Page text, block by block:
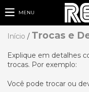
MENU
Início / Trocas e
Explique em detalhes
trocas. Por exemplo:
Você pode trocar ou